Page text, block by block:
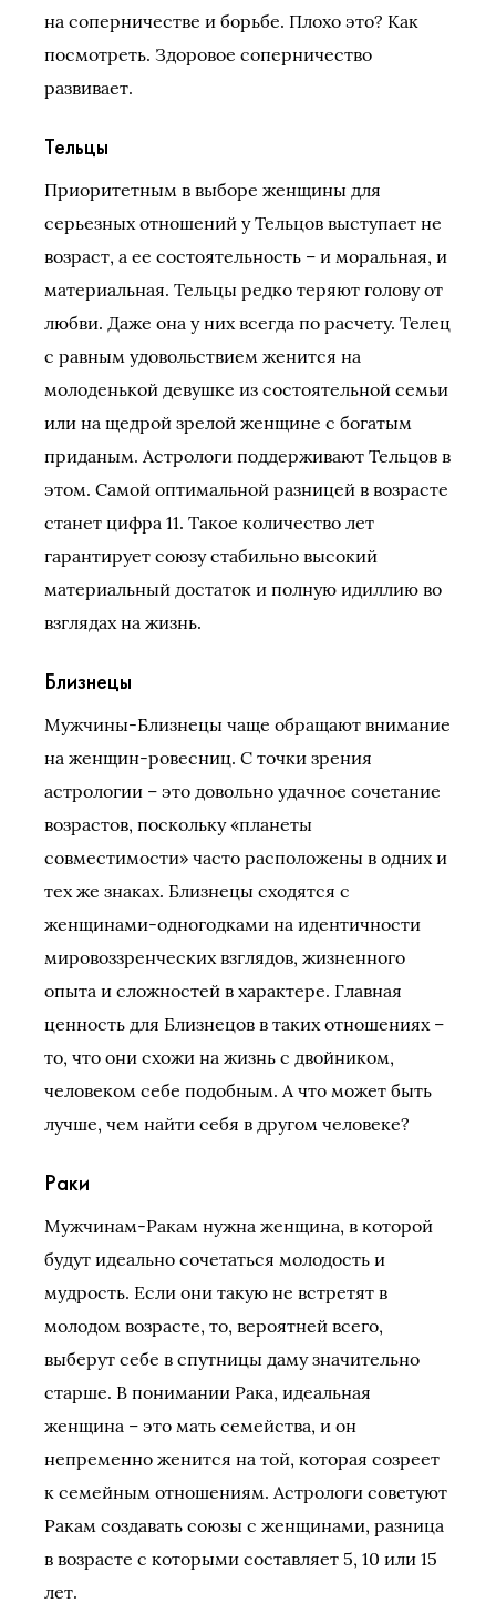
на соперничестве и борьбе. Плохо это? Как
посмотреть. Здоровое соперничество
развивает.
Тельцы
Приоритетным в выборе женщины для
серьезных отношений у Тельцов выступает не
возраст, а ее состоятельность – и моральная, и
материальная. Тельцы редко теряют голову от
любви. Даже она у них всегда по расчету. Телец
с равным удовольствием женится на
молоденькой девушке из состоятельной семьи
или на щедрой зрелой женщине с богатым
приданым. Астрологи поддерживают Тельцов в
этом. Самой оптимальной разницей в возрасте
станет цифра 11. Такое количество лет
гарантирует союзу стабильно высокий
материальный достаток и полную идиллию во
взглядах на жизнь.
Близнецы
Мужчины-Близнецы чаще обращают внимание
на женщин-ровесниц. С точки зрения
астрологии – это довольно удачное сочетание
возрастов, поскольку «планеты
совместимости» часто расположены в одних и
тех же знаках. Близнецы сходятся с
женщинами-одногодками на идентичности
мировоззренческих взглядов, жизненного
опыта и сложностей в характере. Главная
ценность для Близнецов в таких отношениях –
то, что они схожи на жизнь с двойником,
человеком себе подобным. А что может быть
лучше, чем найти себя в другом человеке?
Раки
Мужчинам-Ракам нужна женщина, в которой
будут идеально сочетаться молодость и
мудрость. Если они такую не встретят в
молодом возрасте, то, вероятней всего,
выберут себе в спутницы даму значительно
старше. В понимании Рака, идеальная
женщина – это мать семейства, и он
непременно женится на той, которая созреет
к семейным отношениям. Астрологи советуют
Ракам создавать союзы с женщинами, разница
в возрасте с которыми составляет 5, 10 или 15
лет.